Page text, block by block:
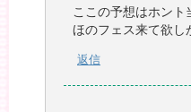
ここの予想はホント
ほのフェス来て欲し
返信